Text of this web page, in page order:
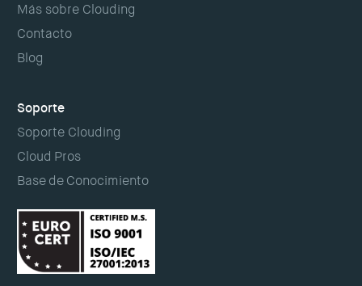
Más sobre Clouding
Contacto
Blog
Soporte
Soporte Clouding
Cloud Pros
Base de Conocimiento